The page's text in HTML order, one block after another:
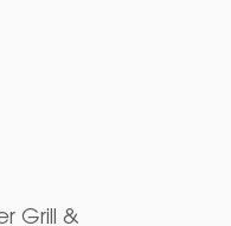
Grill &